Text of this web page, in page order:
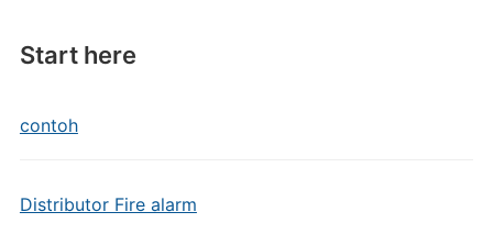
Start here
contoh
Distributor Fire alarm